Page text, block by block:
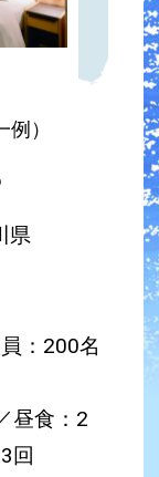
）
県
：200名
昼食：2
回